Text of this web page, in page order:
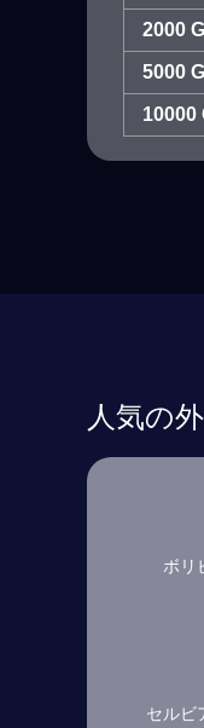
2000
5000
10000
人気の
ボリ
セルビ